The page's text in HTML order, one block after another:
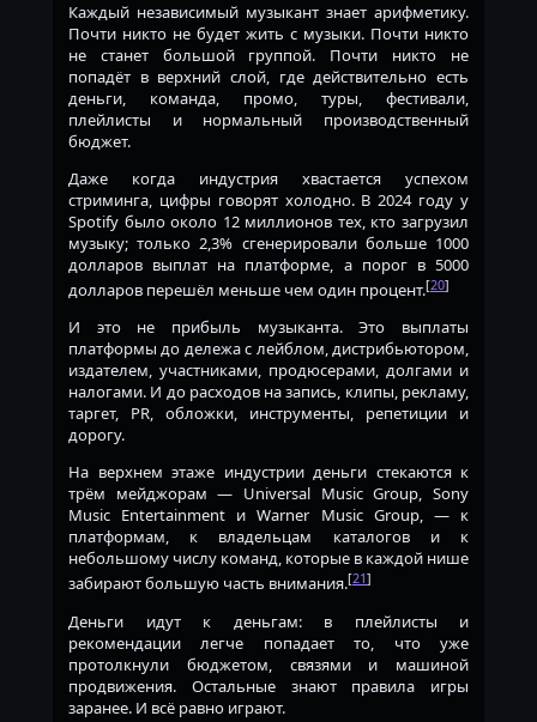
Каждый независимый музыкант знает арифметику.
Почти никто не будет жить с музыки. Почти никто
не станет большой группой. Почти никто не
попадёт в верхний слой, где действительно есть
деньги, команда, промо, туры, фестивали,
плейлисты и нормальный производственный
бюджет.
Даже когда индустрия хвастается успехом
стриминга, цифры говорят холодно. В 2024 году у
Spotify было около 12 миллионов тех, кто загрузил
музыку; только 2,3% сгенерировали больше 1000
долларов выплат на платформе, а порог в 5000
долларов перешёл меньше чем один процент.[20]
И это не прибыль музыканта. Это выплаты
платформы до дележа с лейблом, дистрибьютором,
издателем, участниками, продюсерами, долгами и
налогами. И до расходов на запись, клипы, рекламу,
таргет, PR, обложки, инструменты, репетиции и
дорогу.
На верхнем этаже индустрии деньги стекаются к
трём мейджорам — Universal Music Group, Sony
Music Entertainment и Warner Music Group, — к
платформам, к владельцам каталогов и к
небольшому числу команд, которые в каждой нише
забирают большую часть внимания.[21]
Деньги идут к деньгам: в плейлисты и
рекомендации легче попадает то, что уже
протолкнули бюджетом, связями и машиной
продвижения. Остальные знают правила игры
заранее. И всё равно играют.